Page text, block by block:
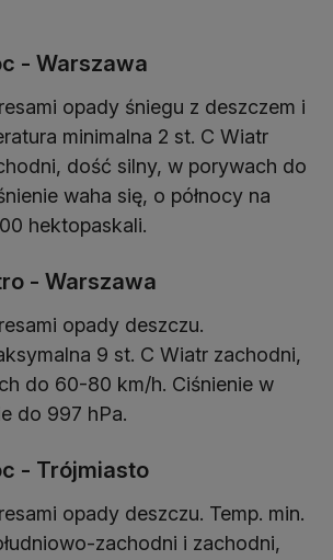
- Warszawa
opady śniegu z deszczem i
minimalna 2 st. C Wiatr
dość silny, w porywach do
waha się, o północy na
- Warszawa
opady deszczu.
9 st. C Wiatr zachodni,
do 60-80 km/h. Ciśnienie w
do 997 hPa.
- Trójmiasto
opady deszczu. Temp. min.
zachodni i zachodni,